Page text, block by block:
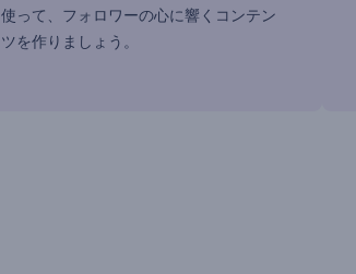
使って、フォロワーの心に響くコンテン
ツを作りましょう。